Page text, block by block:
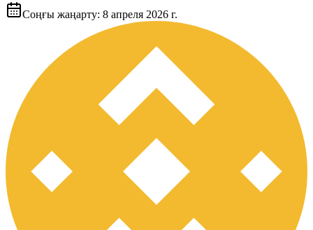
Соңғы жаңарту: 8 апреля 2026 г.